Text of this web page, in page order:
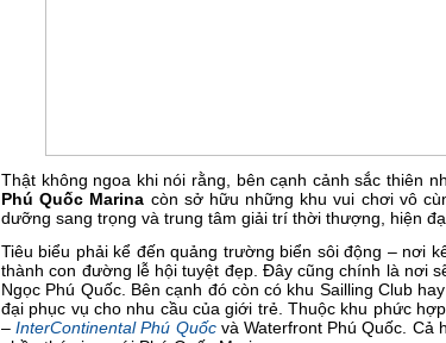
Thật không ngoa khi nói rằng, bên cạnh cảnh sắc thiên
Phú Quốc Marina còn sở hữu những khu vui chơi vô
dưỡng sang trọng và trung tâm giải trí thời thượng, hiện
Tiêu biểu phải kể đến quảng trường biển sôi động – nơi
thành con đường lễ hội tuyệt đẹp. Đây cũng chính là nơi
Ngọc Phú Quốc. Bên cạnh đó còn có khu Sailling Club
đại phục vụ cho nhu cầu của giới trẻ. Thuộc khu phức
–InterContinental Phú Quốcvà Waterfront Phú Quốc. Cả